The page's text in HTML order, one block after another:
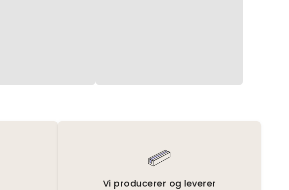
Vi producerer og leverer